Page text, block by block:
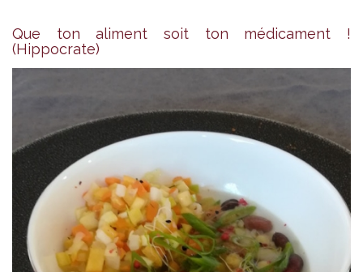
Que ton aliment soit ton médicament !
(Hippocrate)